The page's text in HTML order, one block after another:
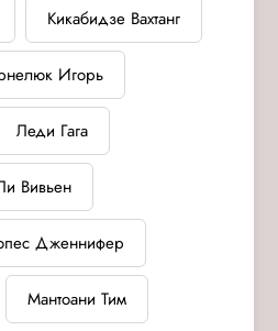
Кикабидзе Вахтанг
Игорь
Леди Гага
Вивьен
Дженнифер
Мантоани Тим